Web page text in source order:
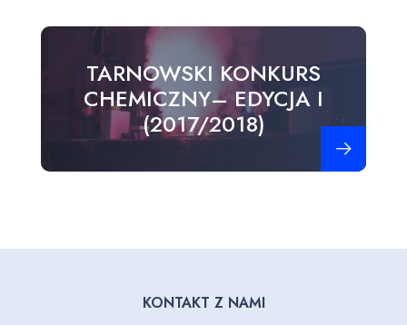
TARNOWSKI KONKURS
CHEMICZNY– EDYCJA I
(2017/2018)
KONTAKT Z NAMI